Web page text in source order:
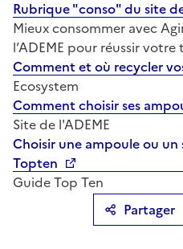
Partager
Rubrique "conso" du site
Mieux consommer avec
l’ADEME pour réussir
Comment et où recycler
Ecosystem
Comment choisir ses
Site de l'ADEME
Choisir une ampoule ou
Topten
Guide Top Ten